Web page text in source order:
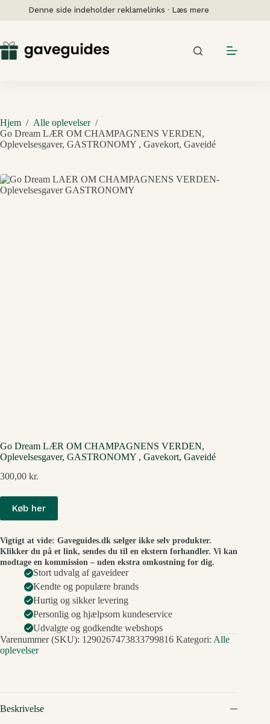
Denne side indeholder reklamelinks · Læs mere
Hjem / Alle oplevelser /
Go Dream LÆR OM CHAMPAGNENS VERDEN,
Oplevelsesgaver, GASTRONOMY , Gavekort, Gaveidé
Go Dream LÆR OM CHAMPAGNENS VERDEN,
Oplevelsesgaver, GASTRONOMY , Gavekort, Gaveidé
300,00 kr.
Køb her
Vigtigt at vide: Gaveguides.dk sælger ikke selv produkter.
Klikker du på et link, sendes du til en ekstern forhandler. Vi kan
modtage en kommission – uden ekstra omkostning for dig.
Stort udvalg af gaveideer
Kendte og populære brands
Hurtig og sikker levering
Personlig og hjælpsom kundeservice
Udvalgte og godkendte webshops
Varenummer (SKU): 1290267473833799816 Kategori: Alle
oplevelser
Beskrivelse